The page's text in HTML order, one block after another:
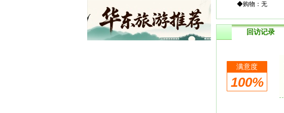
◆购物：无
回访记录
满意度
100%